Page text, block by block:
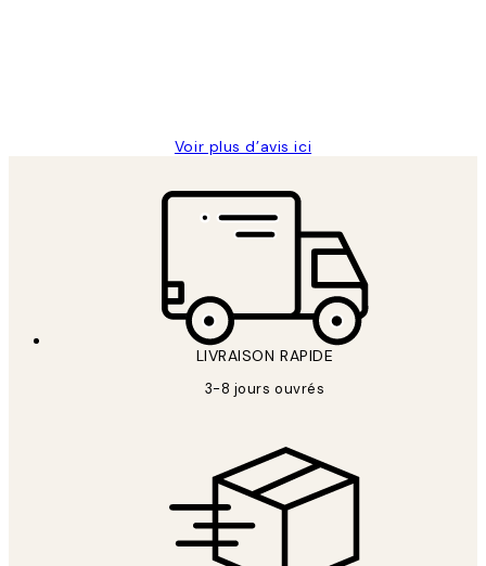
Voir plus d’avis ici
LIVRAISON RAPIDE
3-8 jours ouvrés